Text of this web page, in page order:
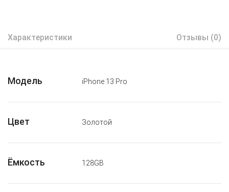
Характеристики Отзывы (0)
Модель iPhone 13 Pro
Цвет Золотой
Ёмкость 128GB